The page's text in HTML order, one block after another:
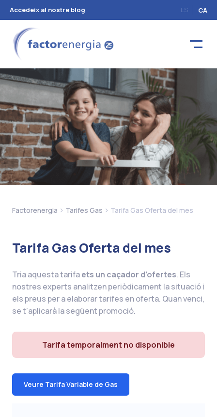
Accedeix al nostre blog ES CA
Factorenergia > Tarifes Gas > Tarifa Gas Oferta del mes
Tarifa Gas Oferta del mes
Tria aquesta tarifaets un caçador d’ofertes. Els
nostres experts analitzen periòdicament la situació i
els preus per a elaborar tarifes en oferta. Quan venci,
se t’aplicarà la següent promoció.
Tarifa temporalment no disponible
Veure Tarifa Variable de Gas